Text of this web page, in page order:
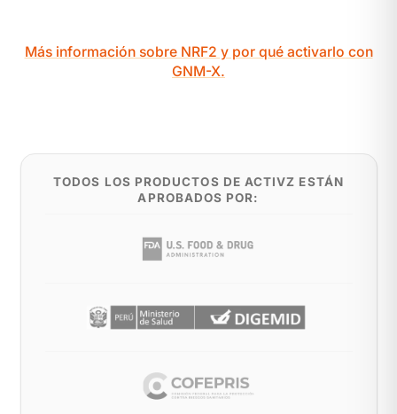
Más información sobre NRF2 y por qué activarlo con
GNM-X.
TODOS LOS PRODUCTOS DE ACTIVZ ESTÁN
APROBADOS POR: